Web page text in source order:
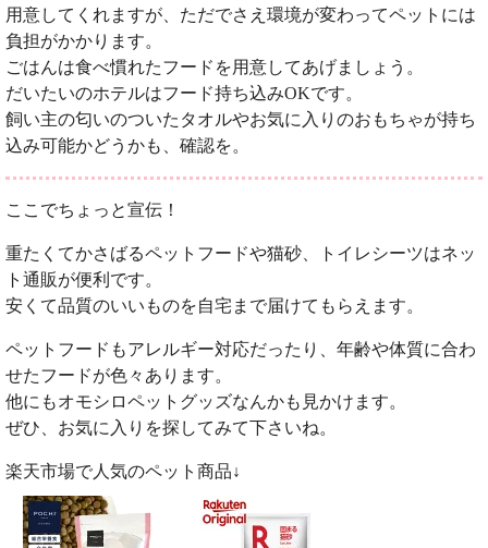
用意してくれますが、ただでさえ環境が変わってペットには
負担がかかります。
ごはんは食べ慣れたフードを用意してあげましょう。
だいたいのホテルはフード持ち込みOKです。
飼い主の匂いのついたタオルやお気に入りのおもちゃが持ち
込み可能かどうかも、確認を。
ここでちょっと宣伝！
重たくてかさばるペットフードや猫砂、トイレシーツはネッ
ト通販が便利です。
安くて品質のいいものを自宅まで届けてもらえます。
ペットフードもアレルギー対応だったり、年齢や体質に合わ
せたフードが色々あります。
他にもオモシロペットグッズなんかも見かけます。
ぜひ、お気に入りを探してみて下さいね。
楽天市場で人気のペット商品↓